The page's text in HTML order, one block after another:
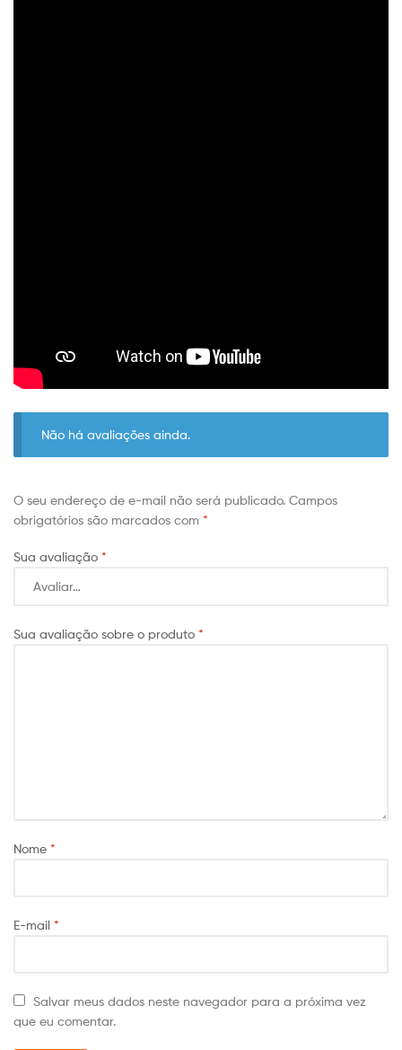
Não há avaliações ainda.
O seu endereço de e-mail não será publicado. Campos
obrigatórios são marcados com *
Sua avaliação *
Sua avaliação sobre o produto *
Nome *
E-mail *
Salvar meus dados neste navegador para a próxima vez
que eu comentar.